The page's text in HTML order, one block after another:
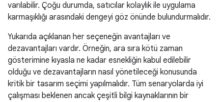
varılabilir. Çoğu durumda, satıcılar kolaylık ile uygulama
karmaşıklığı arasındaki dengeyi göz önünde bulundurmalıdır.
Yukarıda açıklanan her seçeneğin avantajları ve
dezavantajları vardır. Örneğin, ara sıra kötü zaman
gösterimine kıyasla ne kadar esnekliğin kabul edilebilir
olduğu ve dezavantajların nasıl yönetileceği konusunda
kritik bir tasarım seçimi yapılmalıdır. Tüm senaryolarda iyi
çalışması beklenen ancak çeşitli bilgi kaynaklarının bir